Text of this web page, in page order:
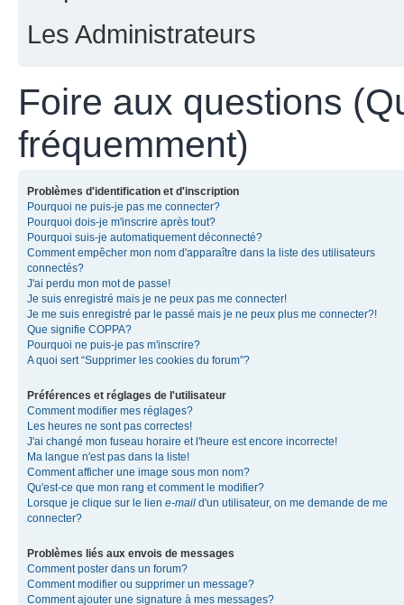
Les Administrateurs
Foire aux questions
fréquemment)
Problèmes d'identification et d'inscription
Pourquoi ne puis-je pas me connecter?
Pourquoi dois-je m'inscrire après tout?
Pourquoi suis-je automatiquement déconnecté?
Comment empêcher mon nom d'apparaître dans la liste des utilisateurs
connectés?
J'ai perdu mon mot de passe!
Je suis enregistré mais je ne peux pas me connecter!
Je me suis enregistré par le passé mais je ne peux plus me connecter?!
Que signifie COPPA?
Pourquoi ne puis-je pas m'inscrire?
A quoi sert “Supprimer les cookies du forum”?
Préférences et réglages de l'utilisateur
Comment modifier mes réglages?
Les heures ne sont pas correctes!
J'ai changé mon fuseau horaire et l'heure est encore incorrecte!
Ma langue n'est pas dans la liste!
Comment afficher une image sous mon nom?
Qu'est-ce que mon rang et comment le modifier?
Lorsque je clique sur le lien e-mail d'un utilisateur, on me demande de me
connecter?
Problèmes liés aux envois de messages
Comment poster dans un forum?
Comment modifier ou supprimer un message?
Comment ajouter une signature à mes messages?